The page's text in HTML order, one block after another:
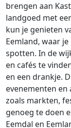
brengen aan
landgoed met
kun je genieten
Eemland, waar
spotten. In de
en cafés te
en een drankje.
evenementen
zoals markten,
genoeg te doen
Eemdal en